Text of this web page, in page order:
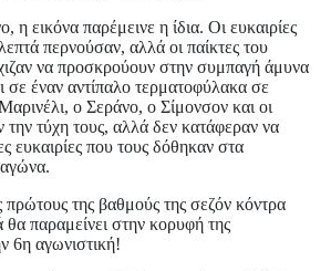
η εικόνα παρέμεινε η ίδια. Οι ευκαιρίες
περνούσαν, αλλά οι παίκτες του
να προσκρούουν στην συμπαγή άμυνα
σε έναν αντίπαλο τερματοφύλακα σε
ο Σεράνο, ο Σίμονσον και οι
την τύχη τους, αλλά δεν κατάφεραν να
ευκαιρίες που τους δόθηκαν στα
αγώνα.
της βαθμούς της σεζόν κόντρα
παραμείνει στην κορυφή της
6η αγωνιστική!